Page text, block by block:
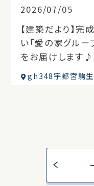
2026/07/05
【建築だより】完
い「愛の家グル
をお届けします♪
gh348宇都宮駒